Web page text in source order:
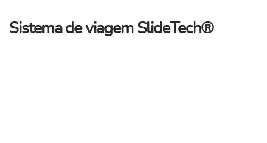
Sistema de viagem SlideTech®